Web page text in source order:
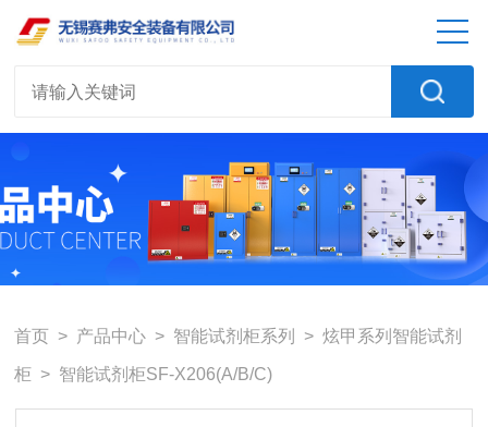
首页 > 产品中心 > 智能试剂柜系列 >炫甲系列智能试剂
柜 > 智能试剂柜SF-X206(A/B/C)